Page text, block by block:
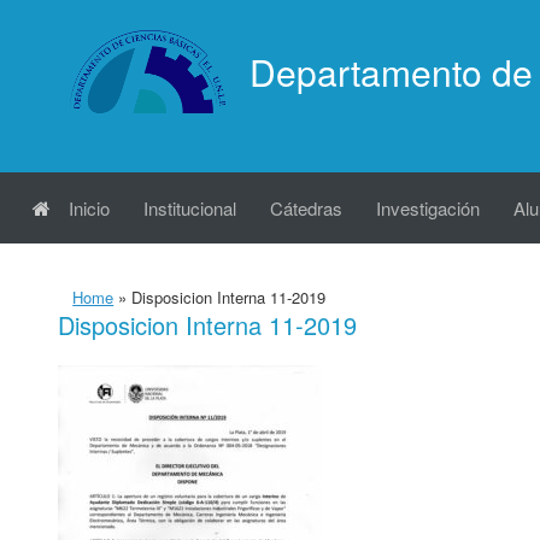
Departamento
Inicio Institucional Cátedras Investigación
Home » Disposicion Interna 11-2019
Disposicion Interna 11-2019